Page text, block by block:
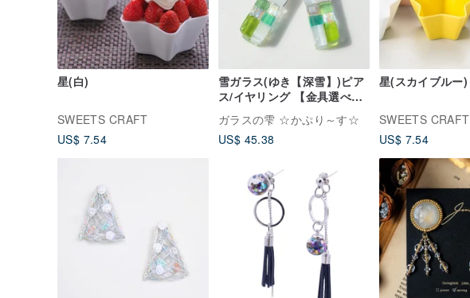
星(白)
SWEETS CRAFT
US$ 7.54
雪ガラス(ゆき【深雪】)ピア
ス/イヤリング 【金具選べま
ガラスの雫 ☆かぷり～す☆
US$ 45.38
星(スカイブルー)
SWEETS CRAFT
US$ 7.54